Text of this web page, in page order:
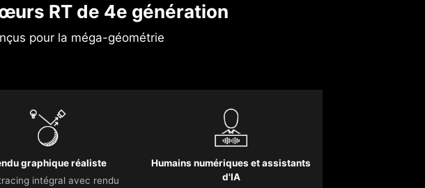
RT de 4e génération
pour la méga-géométrie
graphique réaliste
intégral avec rendu
Humains numériques et assistants
d'IA